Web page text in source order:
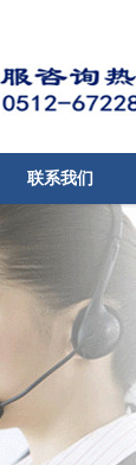
联系我们